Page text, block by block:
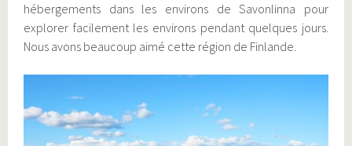
hébergements dans les environs de Savonlinna pour
explorer facilement les environs pendant quelques jours.
Nous avons beaucoup aimé cette région de Finlande.